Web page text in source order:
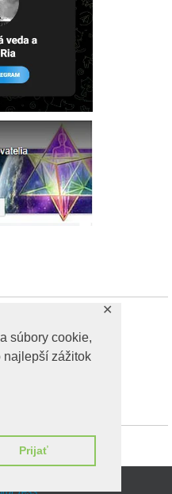
súbory cookie,
najlepší zážitok
Prijať
✕